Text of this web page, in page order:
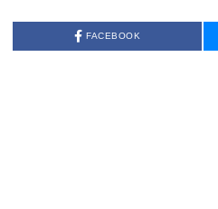
FACEBOOK